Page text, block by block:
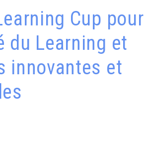
Cup pour
du Learning et
innovantes et